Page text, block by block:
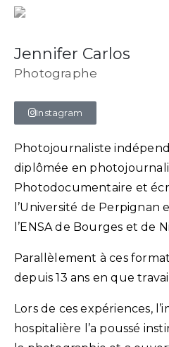
Jennifer Carlos
Photographe
Instagram
Photojournaliste
diplômée en
Photodocumentaire et
l’Université de Perpignan
l’ENSA de Bourges et de
Parallèlement à ces
depuis 13 ans en que
Lors de ces expériences,
hospitalière l’a poussé